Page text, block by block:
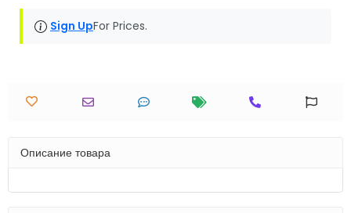
Sign UpFor Prices.
Описание товара